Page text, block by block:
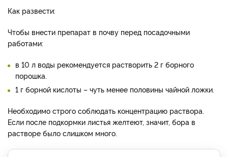
Как развести:
Чтобы внести препарат в почву перед посадочными
работами:
в 10 л воды рекомендуется растворить 2 г борного
порошка.
1 г борной кислоты – чуть менее половины чайной ложки.
Необходимо строго соблюдать концентрацию раствора.
Если после подкормки листья желтеют, значит, бора в
растворе было слишком много.